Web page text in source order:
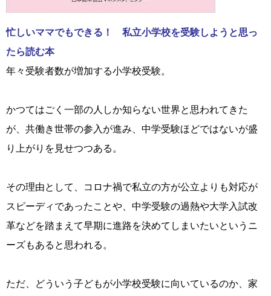
忙しいママでもできる！ 私立小学校を受験しようと思っ
たら読む本
年々受験者数が増加する小学校受験。
かつてはごく一部の人しか知らない世界と思われてきた
が、共働き世帯の参入が進み、中学受験ほどではないが盛
り上がりを見せつつある。
その理由として、コロナ禍で私立の方が公立よりも対応が
スピーディであったことや、中学受験の過熱や大学入試改
革などを踏まえて早期に進路を決めてしまいたいというニ
ーズもあると思われる。
ただ、どういう子どもが小学校受験に向いているのか、家